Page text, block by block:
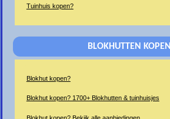
Tuinhuis kopen?
BLOKHUTTEN KOPEN
Blokhut kopen?
Blokhut kopen? 1700+ Blokhutten & tuinhuisjes